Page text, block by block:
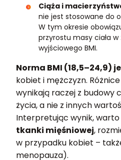
Ciąża i
nie jest stosowane do
W tym okresie
przyrostu masy ciała
wyjściowego BMI.
Norma BMI (18,5–24,9)
kobiet i mężczyzn.
wynikają raczej z budowy
życia, a nie z innych
Interpretując wynik,
tkanki mięśniowej,
w przypadku kobiet –
menopauza).